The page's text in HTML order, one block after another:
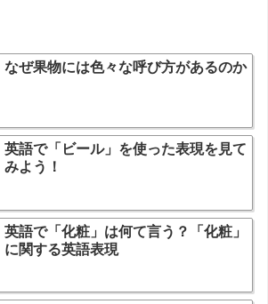
なぜ果物には色々な呼び方があるのか
英語で「ビール」を使った表現を見て
みよう！
英語で「化粧」は何て言う？「化粧」
に関する英語表現